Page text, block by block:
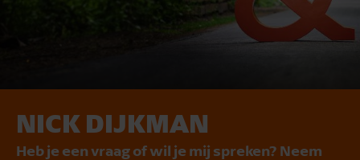
NICK DIJKMAN
Heb je een vraag of wil je mij spreken? Neem